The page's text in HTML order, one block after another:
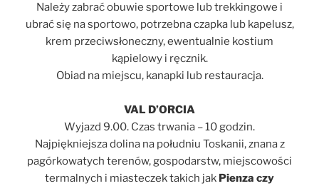
Należy zabrać obuwie sportowe lub trekkingowe i
ubrać się na sportowo, potrzebna czapka lub kapelusz,
krem przeciwsłoneczny, ewentualnie kostium
kąpielowy i ręcznik.
Obiad na miejscu, kanapki lub restauracja.
VAL D’ORCIA
Wyjazd 9.00. Czas trwania – 10 godzin.
Najpiękniejsza dolina na południu Toskanii, znana z
pagórkowatych terenów, gospodarstw, miejscowości
termalnych i miasteczek takich jak Pienza czy